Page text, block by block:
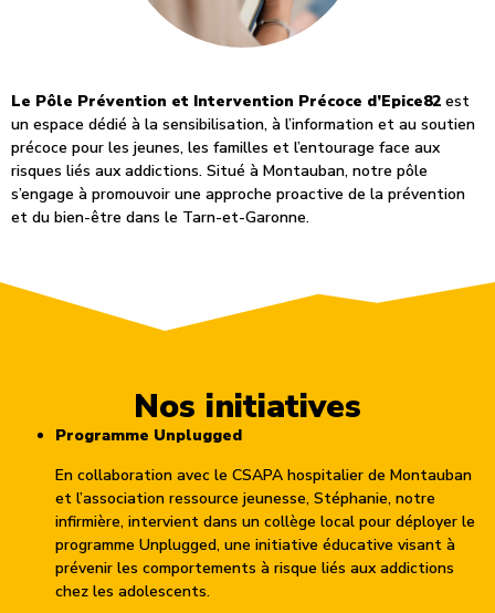
Le Pôle Prévention et Intervention Précoce d’Epice82 est
un espace dédié à la sensibilisation, à l’information et au soutien
précoce pour les jeunes, les familles et l’entourage face aux
risques liés aux addictions. Situé à Montauban, notre pôle
s’engage à promouvoir une approche proactive de la prévention
et du bien-être dans le Tarn-et-Garonne.
Nos initiatives
Programme Unplugged
En collaboration avec le CSAPA hospitalier de Montauban
et l’association ressource jeunesse, Stéphanie, notre
infirmière, intervient dans un collège local pour déployer le
programme Unplugged, une initiative éducative visant à
prévenir les comportements à risque liés aux addictions
chez les adolescents.